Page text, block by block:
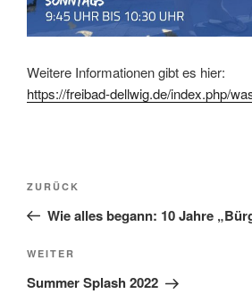
Weitere Informationen gibt es hier:
https://freibad-dellwig.de/index.php/
Beitragsnavigation
Vorheriger
Beitrag
ZURÜCK
Wie alles begann: 10 Jahre
Nächster
Beitrag
WEITER
Summer Splash 2022